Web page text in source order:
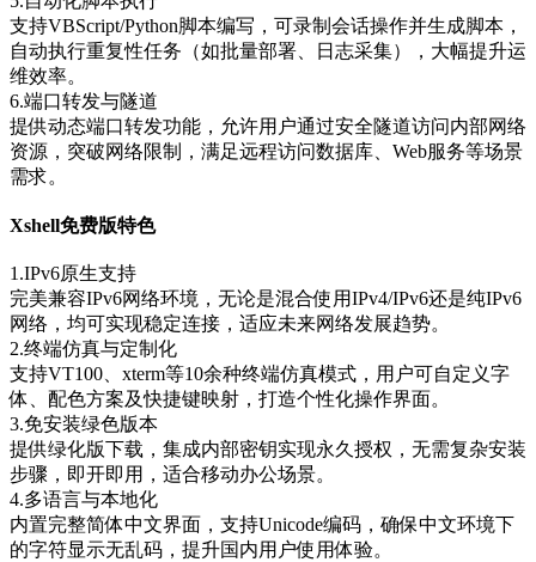
支持VBScript/Python脚本编写，可录制会话操作并生成脚本，
自动执行重复性任务（如批量部署、日志采集），大幅提升运
维效率。
6.端口转发与隧道
提供动态端口转发功能，允许用户通过安全隧道访问内部网络
资源，突破网络限制，满足远程访问数据库、Web服务等场景
需求。
Xshell免费版特色
1.IPv6原生支持
完美兼容IPv6网络环境，无论是混合使用IPv4/IPv6还是纯IPv6
网络，均可实现稳定连接，适应未来网络发展趋势。
2.终端仿真与定制化
支持VT100、xterm等10余种终端仿真模式，用户可自定义字
体、配色方案及快捷键映射，打造个性化操作界面。
3.免安装绿色版本
提供绿化版下载，集成内部密钥实现永久授权，无需复杂安装
步骤，即开即用，适合移动办公场景。
4.多语言与本地化
内置完整简体中文界面，支持Unicode编码，确保中文环境下
的字符显示无乱码，提升国内用户使用体验。